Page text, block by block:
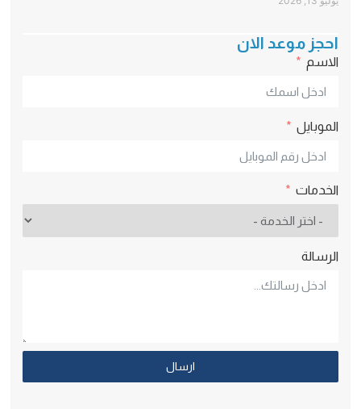
احجز موعد الان
الاسم
الموبايل
الخدمات
الرسالة
ارسال